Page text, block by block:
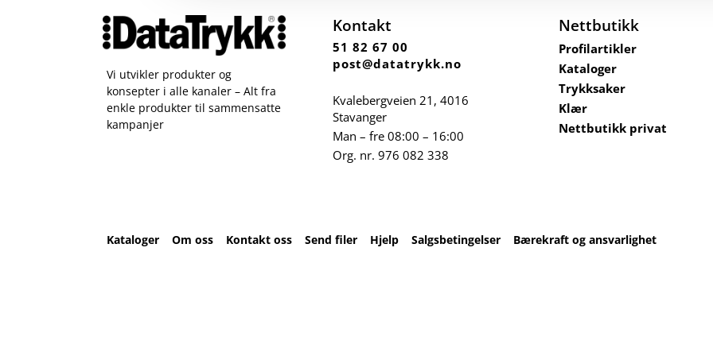
Vi utvikler produkter og
konsepter i alle kanaler – Alt fra
enkle produkter til sammensatte
kampanjer
Kontakt
51 82 67 00
post@datatrykk.no
Kvalebergveien 21 , 4016
Stavanger
Man – fre 08:00 – 16:00
Org. nr. 976 082 338
Nettbutikk
Profilartikler
Kataloger
Trykksaker
Klær
Nettbutikk privat
Kataloger Om oss Kontakt oss Send filer HjelpSalgsbetingelser Bærekraft og ansvarlighet